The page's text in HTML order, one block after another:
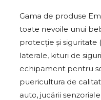
Gama de produse
toate nevoile unui
protecție și siguritate
laterale, kituri de
echipament pentru
puericultura de
auto, jucării